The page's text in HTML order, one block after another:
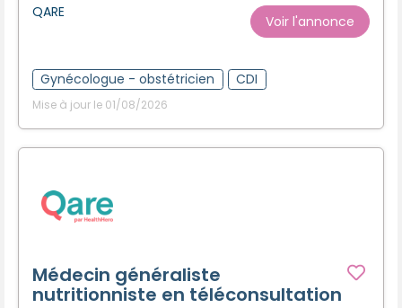
QARE
Voir l'annonce
Gynécologue - obstétricien CDI
Mise à jour le 01/08/2026
Médecin généraliste
nutritionniste en téléconsultation